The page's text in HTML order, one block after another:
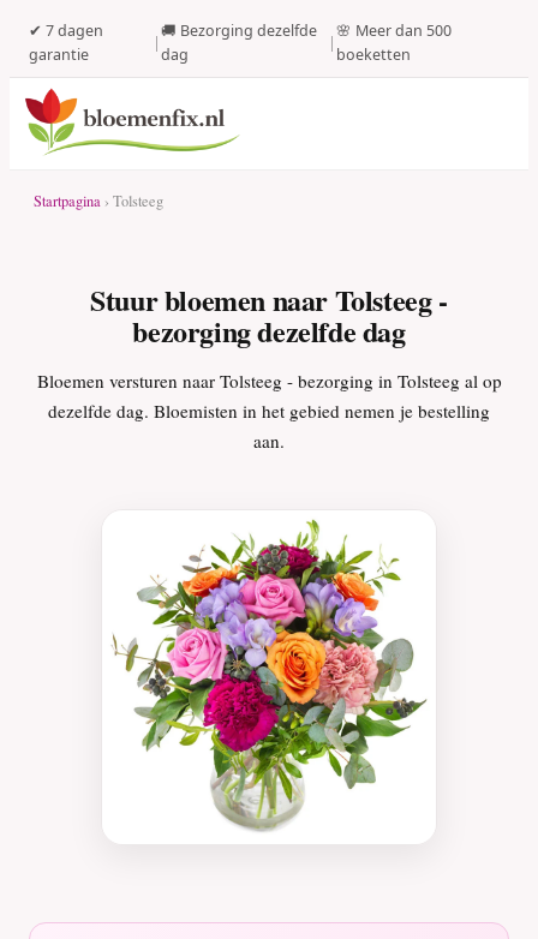
✔ 7 dagen
garantie
|
🚚 Bezorging dezelfde
dag
|
🌸 Meer dan 500
boeketten
Startpagina › Tolsteeg
Stuur bloemen naar Tolsteeg -
bezorging dezelfde dag
Bloemen versturen naar Tolsteeg - bezorging in Tolsteeg al op
dezelfde dag. Bloemisten in het gebied nemen je bestelling
aan.